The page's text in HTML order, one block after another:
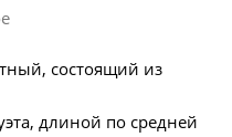
состоящий из
длиной по средней